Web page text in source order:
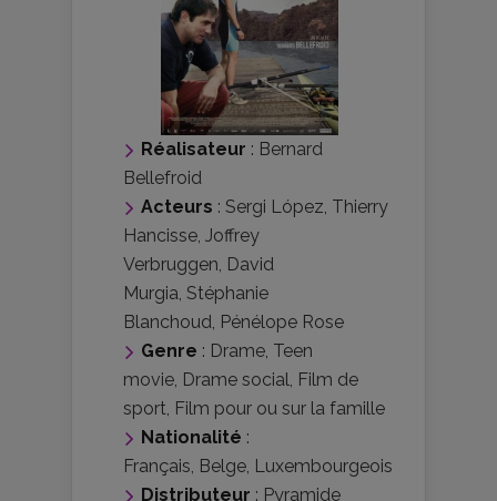
Réalisateur : Bernard
Bellefroid
Acteurs : Sergi López, Thierry
Hancisse, Joffrey
Verbruggen, David
Murgia, Stéphanie
Blanchoud, Pénélope Rose
Genre : Drame, Teen
movie, Drame social, Film de
sport, Film pour ou sur la famille
Nationalité :
Français, Belge, Luxembourgeois
Distributeur : Pyramide